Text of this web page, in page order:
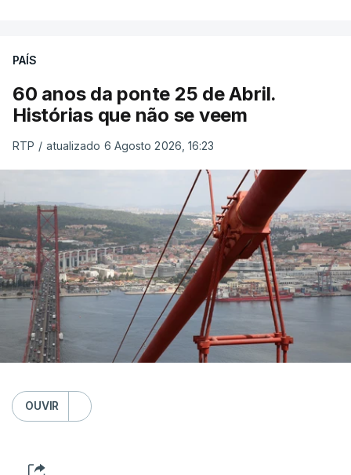
PAÍS
60 anos da ponte 25 de Abril.
Histórias que não se veem
RTP / atualizado 6 Agosto 2026, 16:23
OUVIR